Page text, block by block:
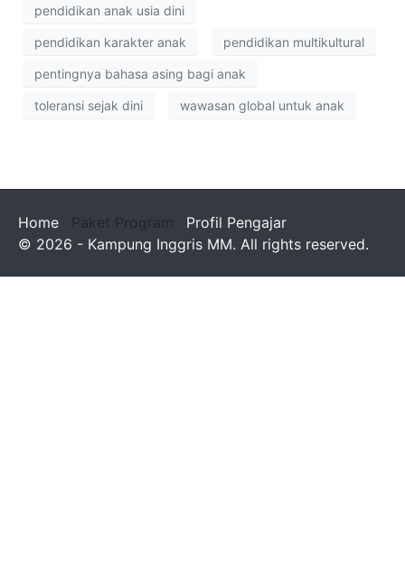
pendidikan anak usia dini
pendidikan karakter anak pendidikan multikultural
pentingnya bahasa asing bagi anak
toleransi sejak dini wawasan global untuk anak
Home Paket Program
Profil Pengajar
© 2026 - Kampung Inggris MM. All rights reserved.